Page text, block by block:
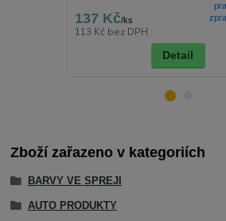
137 Kč/ks
113 Kč bez DPH
Detail
Zboží zařazeno v kategoriích
BARVY VE SPREJI
AUTO PRODUKTY